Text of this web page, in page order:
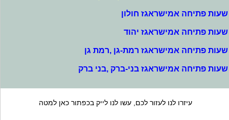
שעות פתיחה אמישראגז חולון
שעות פתיחה אמישראגז יהוד
שעות פתיחה אמישראגז רמת-גן ,רמת גן
שעות פתיחה אמישראגז בני-ברק ,בני ברק
עיזרו לנו לעזור לכם, עשו לנו לייק בכפתור כאן למטה